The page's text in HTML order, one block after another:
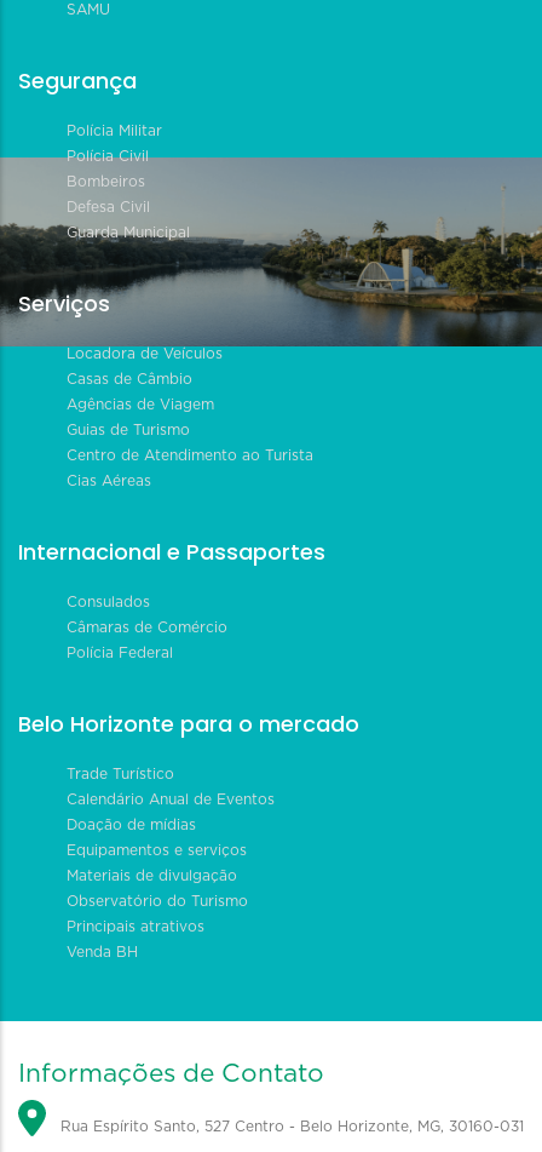
SAMU
Segurança
Polícia Militar
Polícia Civil
Bombeiros
Defesa Civil
Guarda Municipal
Serviços
Locadora de Veículos
Casas de Câmbio
Agências de Viagem
Guias de Turismo
Centro de Atendimento ao Turista
Cias Aéreas
Internacional e Passaportes
Consulados
Câmaras de Comércio
Polícia Federal
Belo Horizonte para o mercado
Trade Turístico
Calendário Anual de Eventos
Doação de mídias
Equipamentos e serviços
Materiais de divulgação
Observatório do Turismo
Principais atrativos
Venda BH
Informações de Contato
Rua Espírito Santo, 527 Centro - Belo Horizonte, MG, 30160-031